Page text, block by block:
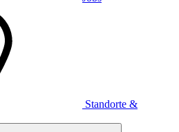
Standorte &